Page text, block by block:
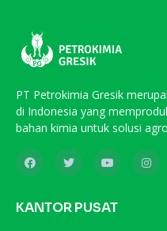
PT Petrokimia Gresik
di Indonesia yang
bahan kimia untuk solusi
KANTOR PUSAT